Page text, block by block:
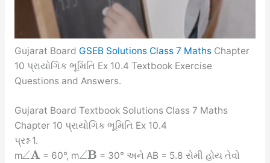
Gujarat Board GSEB Solutions Class 7 MathsChapter
10 પ્રાયોગિક ભૂમિતિ Ex 10.4 Textbook Exercise
Questions and Answers.
Gujarat Board Textbook Solutions Class 7 Maths
Chapter 10 પ્રાયોગિક ભૂમિતિ Ex 10.4
પ્રશ્ન 1.
m∠A = 60°, m∠B = 30° અને AB = 5.8 સેમી હોય તેવો